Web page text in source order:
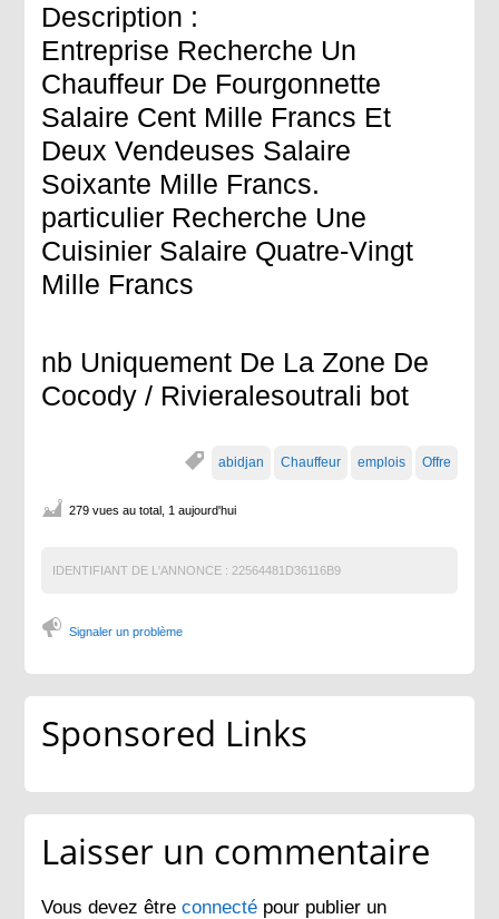
Description :
Entreprise Recherche Un
Chauffeur De Fourgonnette
Salaire Cent Mille Francs Et
Deux Vendeuses Salaire
Soixante Mille Francs.
particulier Recherche Une
Cuisinier Salaire Quatre-Vingt
Mille Francs
nb Uniquement De La Zone De
Cocody / Rivieralesoutrali bot
abidjan Chauffeur emplois Offre
279 vues au total, 1 aujourd'hui
IDENTIFIANT DE L'ANNONCE : 22564481D36116B9
Signaler un problème
Sponsored Links
Laisser un commentaire
Vous devez êtreconnecté pour publier un